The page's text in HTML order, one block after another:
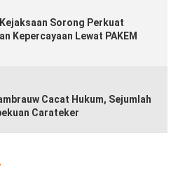
Sorong Perkuat
Kepercayaan Lewat PAKEM
Cacat Hukum, Sejumlah
Carateker